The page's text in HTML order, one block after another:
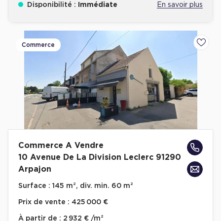
Cas Clients
Disponibilité : Immédiate En savoir plus
Commerce
Commerce A Vendre
10 Avenue De La Division Leclerc 91290
Arpajon
Surface : 145 m², div. min. 60 m²
Prix de vente : 425 000 €
À partir de : 2 932 € /m²